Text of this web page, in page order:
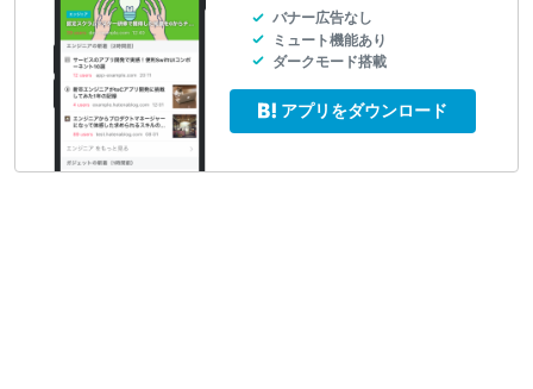
バナー広告なし
ミュート機能あり
ダークモード搭載
アプリをダウンロード